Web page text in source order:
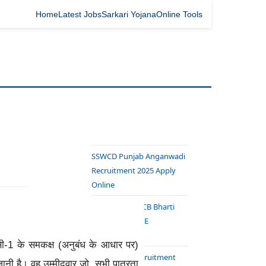
HomeLatest JobsSarkari YojanaOnline Tools
1 के समकक्ष (अनुबंध के आधार पर)
SSWCD Punjab Anganwadi
Recruitment 2025 Apply
Online
Rajasthan RSPCB Bharti
2025 – JSO & JEE
ISRO NRSC Recruitment